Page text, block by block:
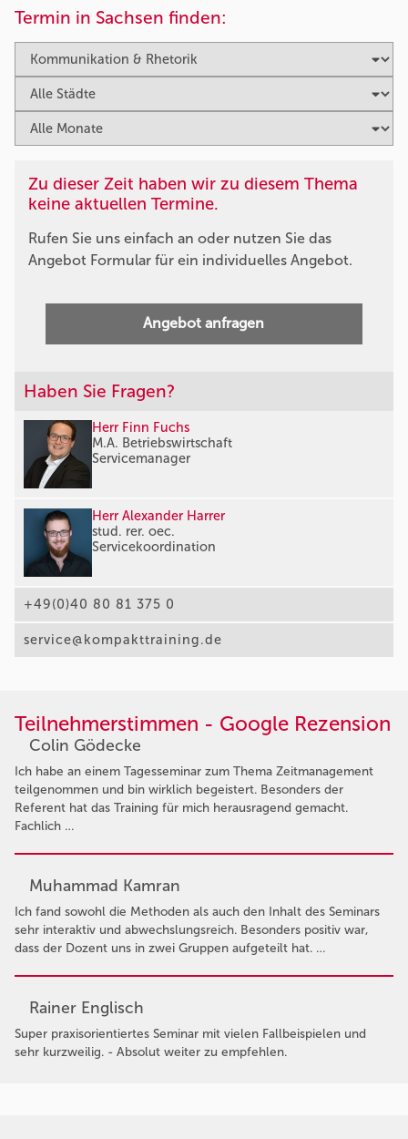
Termin in Sachsen finden:
Zu dieser Zeit haben wir zu diesem Thema
keine aktuellen Termine.
Rufen Sie uns einfach an oder nutzen Sie das
Angebot Formular für ein individuelles Angebot.
Angebot anfragen
Haben Sie Fragen?
Herr Finn Fuchs
M.A. Betriebswirtschaft
Servicemanager
Herr Alexander Harrer
stud. rer. oec.
Servicekoordination
+49(0)40 80 81 375 0
service@kompakttraining.de
Teilnehmerstimmen - Google Rezension
Colin Gödecke
Ich habe an einem Tagesseminar zum Thema Zeitmanagement
teilgenommen und bin wirklich begeistert. Besonders der
Referent hat das Training für mich herausragend gemacht.
Fachlich …
Muhammad Kamran
Ich fand sowohl die Methoden als auch den Inhalt des Seminars
sehr interaktiv und abwechslungsreich. Besonders positiv war,
dass der Dozent uns in zwei Gruppen aufgeteilt hat. …
Rainer Englisch
Super praxisorientiertes Seminar mit vielen Fallbeispielen und
sehr kurzweilig. - Absolut weiter zu empfehlen.